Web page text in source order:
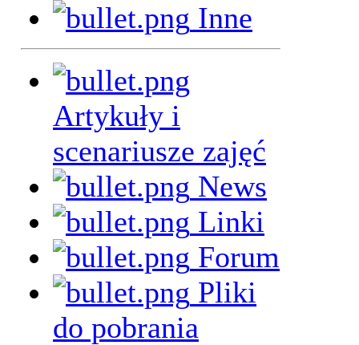
Inne
Artykuły i
scenariusze zajęć
News
Linki
Forum
Pliki
do pobrania